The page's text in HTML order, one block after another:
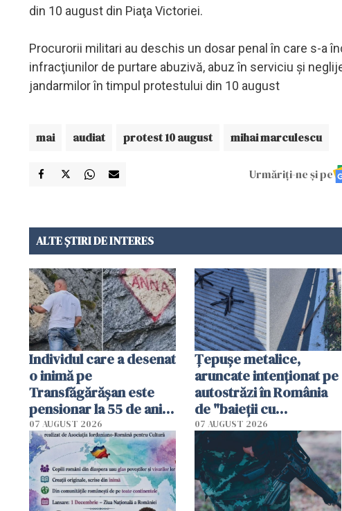
din 10 august din Piaţa Victoriei.
Procurorii militari au deschis un dosar penal în care s-a
infracţiunilor de purtare abuzivă, abuz în serviciu şi
jandarmilor în timpul protestului din 10 august
mai audiat protest 10 august mihai marculescu
Urmăriți-ne și pe
ALTE ȘTIRI DE INTERES
Individul care a desenat
o inimă pe
Transfăgărășan este
pensionar la 55 de ani.
Poliția l-a identificat
07 AUGUST 2026
Țepușe metalice,
aruncate intenționat pe
autostrăzi în România
de "baieții cu
platforme": "Mi-au
cerut 1200 lei să mă
tracteze"
07 AUGUST 2026